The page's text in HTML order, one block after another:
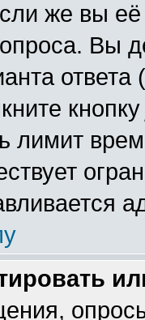
же вы её
Вы
ответа
лимит